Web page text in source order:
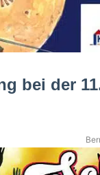
bei der